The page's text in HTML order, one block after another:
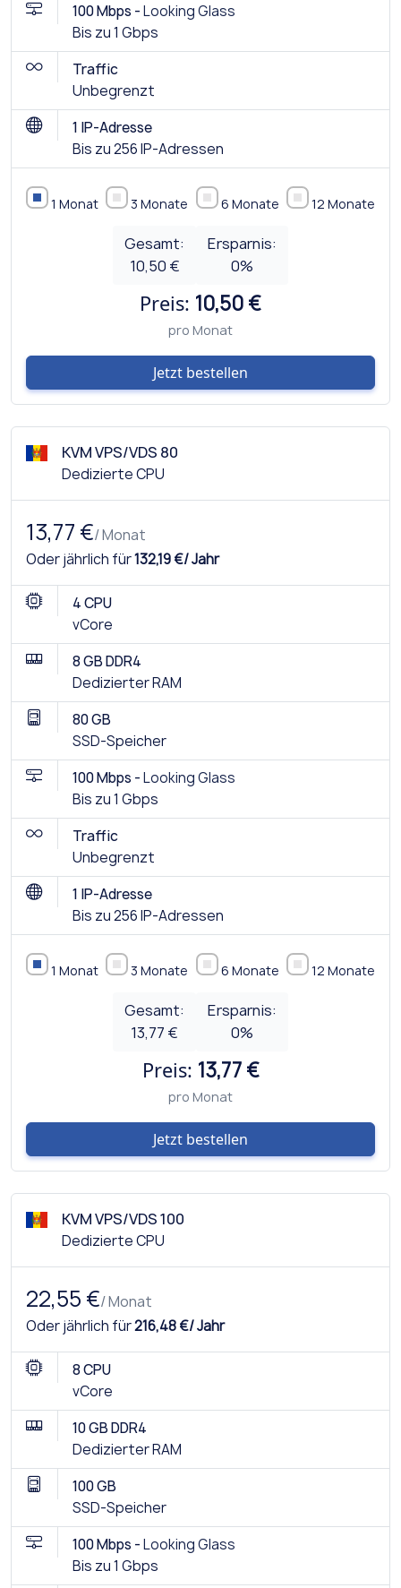
100 Mbps -Looking Glass
Bis zu 1 Gbps
Traffic
Unbegrenzt
1 IP-Adresse
Bis zu 256 IP-Adressen
1 Monat 3 Monate 6 Monate 12 Monate
Gesamt:
10,50 €
Ersparnis:
0%
Preis: 10,50 €
pro Monat
Jetzt bestellen
KVM VPS/VDS 80
Dedizierte CPU
13,77 €/ Monat
Oder jährlich für132,19 €/ Jahr
4 CPU
vCore
8 GB DDR4
Dedizierter RAM
80 GB
SSD-Speicher
100 Mbps -Looking Glass
Bis zu 1 Gbps
Traffic
Unbegrenzt
1 IP-Adresse
Bis zu 256 IP-Adressen
1 Monat 3 Monate 6 Monate 12 Monate
Gesamt:
13,77 €
Ersparnis:
0%
Preis: 13,77 €
pro Monat
Jetzt bestellen
KVM VPS/VDS 100
Dedizierte CPU
22,55 €/ Monat
Oder jährlich für216,48 €/ Jahr
8 CPU
vCore
10 GB DDR4
Dedizierter RAM
100 GB
SSD-Speicher
100 Mbps -Looking Glass
Bis zu 1 Gbps